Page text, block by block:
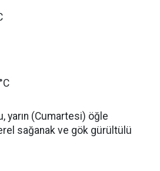
yarın (Cumartesi) öğle
sağanak ve gök gürültülü